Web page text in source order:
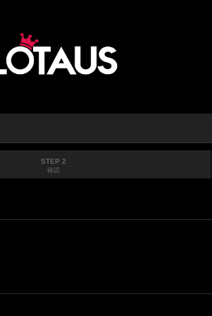
STEP 2
確認